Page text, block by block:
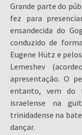
Grande parte do
fez para
ensandecida do
conduzido de
Eugene Hütz e
Lemeshev
apresentação. O
entanto, vem do
israelense na
trinidadense na
dançar.